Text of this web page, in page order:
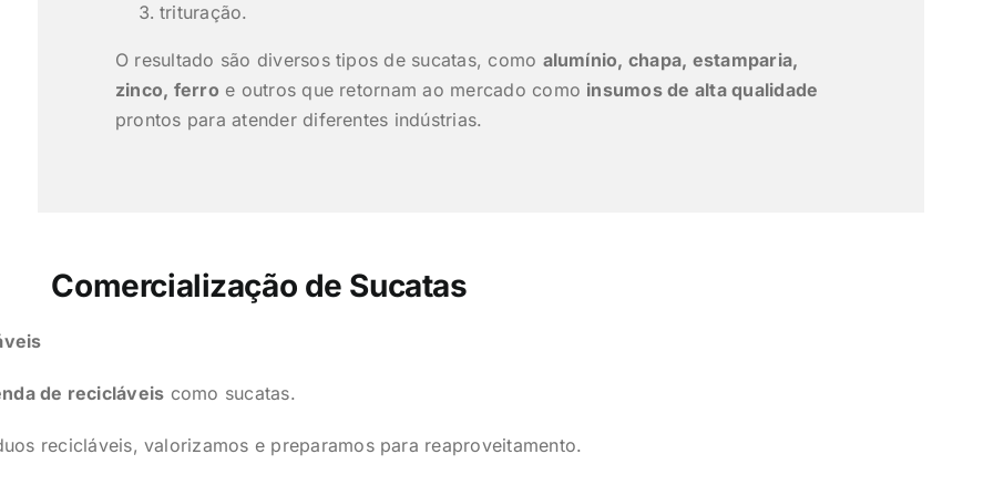
trituração.
O resultado são diversos tipos de sucatas, como alumínio, chapa, estamparia,
zinco, ferro e outros que retornam ao mercado como insumos de alta qualidade
prontos para atender diferentes indústrias.
Comercialização de Sucatas
de recicláveis como sucatas.
recicláveis, valorizamos e preparamos para reaproveitamento.